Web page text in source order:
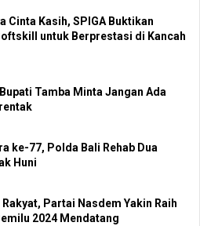
Cinta Kasih, SPIGA Buktikan
untuk Berprestasi di Kancah
Tamba Minta Jangan Ada
ke-77, Polda Bali Rehab Dua
Huni
Partai Nasdem Yakin Raih
2024 Mendatang